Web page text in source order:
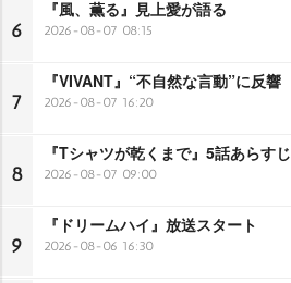
6
『風、薫る』見上愛が語る
2026-08-07 08:15
7
『VIVANT』“不自然な言動”に反響
2026-08-07 16:20
8
『Tシャツが乾くまで』5話あらすじ
2026-08-07 09:00
9
『ドリームハイ』放送スタート
2026-08-06 16:30